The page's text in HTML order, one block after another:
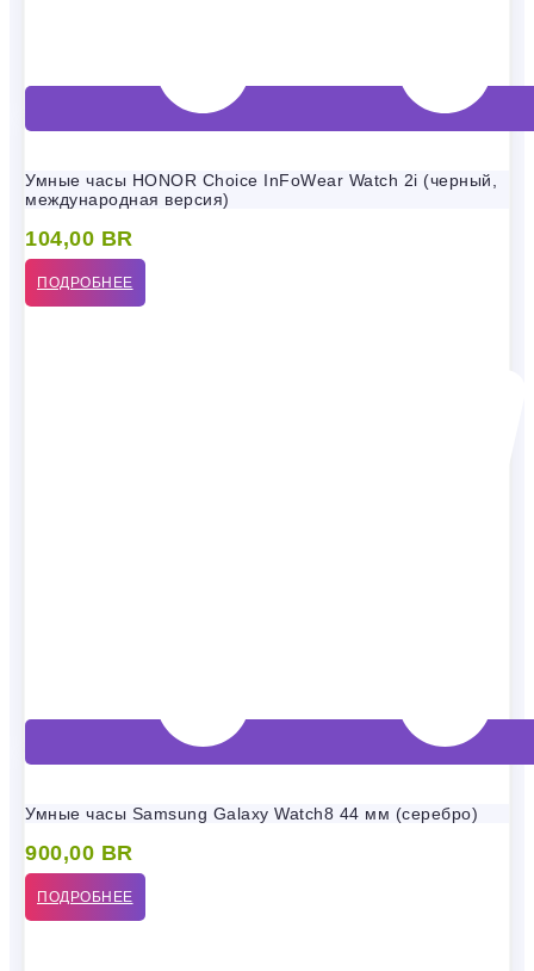
Умные часы HONOR Choice InFoWear Watch 2i (черный,
международная версия)
104,00 BR
ПОДРОБНЕЕ
Умные часы Samsung Galaxy Watch8 44 мм (серебро)
900,00 BR
ПОДРОБНЕЕ